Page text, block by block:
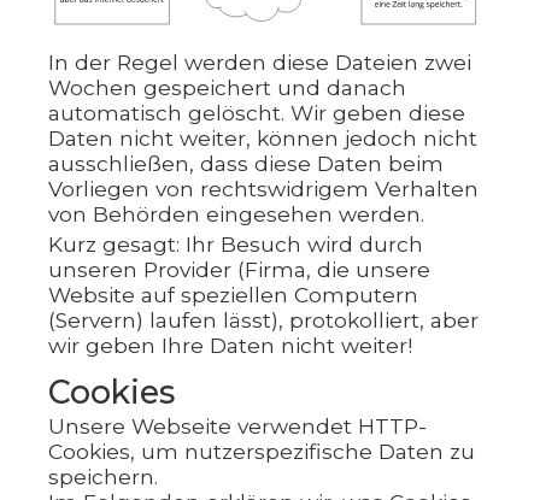
In der Regel werden diese Dateien zwei
Wochen gespeichert und danach
automatisch gelöscht. Wir geben diese
Daten nicht weiter, können jedoch nicht
ausschließen, dass diese Daten beim
Vorliegen von rechtswidrigem Verhalten
von Behörden eingesehen werden.
Kurz gesagt: Ihr Besuch wird durch
unseren Provider (Firma, die unsere
Website auf speziellen Computern
(Servern) laufen lässt), protokolliert, aber
wir geben Ihre Daten nicht weiter!
Cookies
Unsere Webseite verwendet HTTP-
Cookies, um nutzerspezifische Daten zu
speichern.